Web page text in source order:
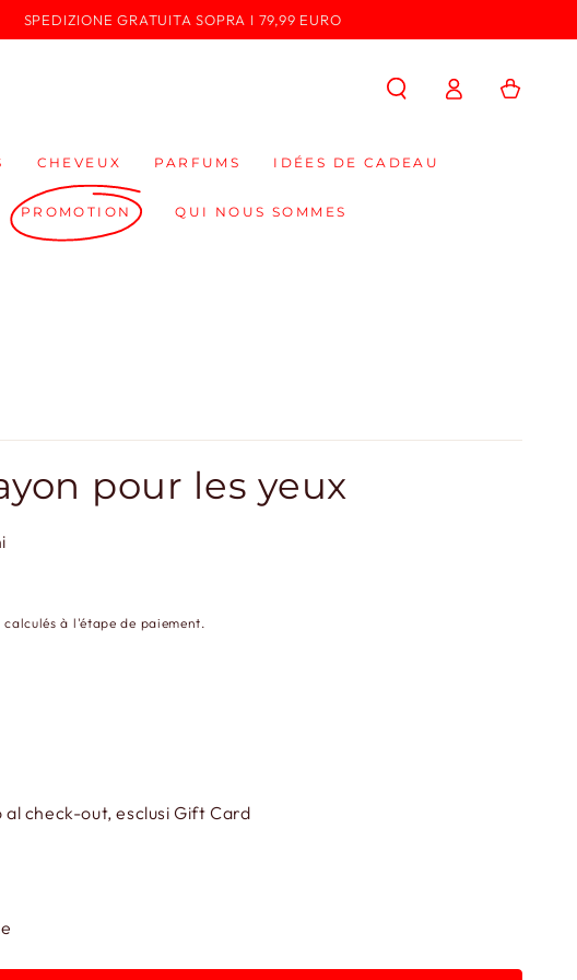
SPEDIZIONE GRATUITA SOPRA I 79,99 EURO
CHEVEUX PARFUMS IDÉES DE CADEAU
PROMOTION QUI NOUS SOMMES
Connexion Panier
pour les yeux
calculés à l'étape de paiement.
check-out, esclusi Gift Card